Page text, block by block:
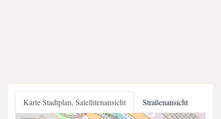
Karte Stadtplan, Satellitenansicht Straßenansicht